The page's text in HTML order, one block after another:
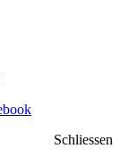
Schliessen